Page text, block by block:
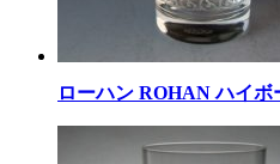
ローハン ROHAN ハイボ